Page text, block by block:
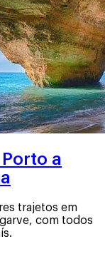
a
trajetos em
com todos